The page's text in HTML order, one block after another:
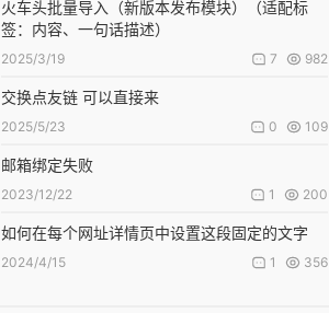
火车头批量导入（新版本发布模块）（适配标
签：内容、一句话描述）
2025/3/19 7 982
交换点友链 可以直接来
2025/5/23 0 109
邮箱绑定失败
2023/12/22 1 200
如何在每个网址详情页中设置这段固定的文字
2024/4/15 1 356